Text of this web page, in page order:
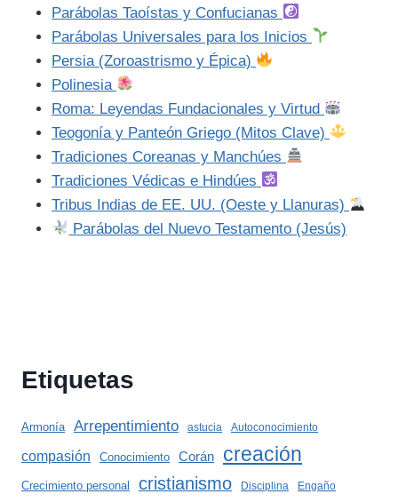
Parábolas Taoístas y Confucianas
Parábolas Universales para los Inicios
Persia (Zoroastrismo y Épica)
Polinesia
Roma: Leyendas Fundacionales y Virtud
Teogonía y Panteón Griego (Mitos Clave)
Tradiciones Coreanas y Manchúes
Tradiciones Védicas e Hindúes
Tribus Indias de EE. UU. (Oeste y Llanuras)
Parábolas del Nuevo Testamento (Jesús)
Etiquetas
Armonía Arrepentimiento astucia Autoconocimiento
compasión Conocimiento Corán creación
Crecimiento personal cristianismo Disciplina Engaño